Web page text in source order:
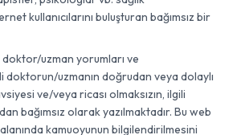
kullanıcılarını buluşturan bağımsız bir
uzman yorumları ve
uzmanın doğrudan veya dolaylı
ve/veya ricası olmaksızın, ilgili
bağımsız olarak yazılmaktadır. Bu web
kamuoyunun bilgilendirilmesini